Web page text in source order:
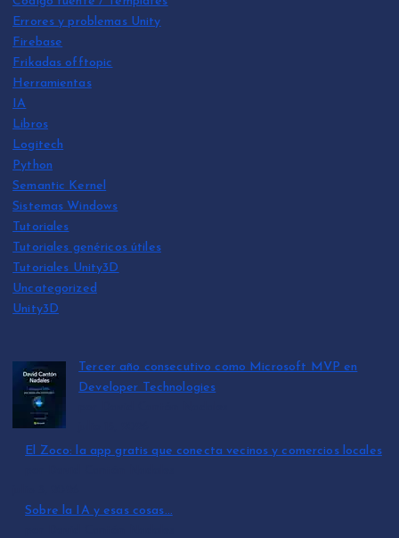
Errores y problemas Unity
Firebase
Frikadas offtopic
Herramientas
IA
Libros
Logitech
Python
Semantic Kernel
Sistemas Windows
Tutoriales
Tutoriales genéricos útiles
Tutoriales Unity3D
Uncategorized
Unity3D
Tercer año consecutivo como Microsoft MVP en
Developer Technologies
El Zoco: la app gratis que conecta vecinos y comercios locales
Sobre la IA y esas cosas…